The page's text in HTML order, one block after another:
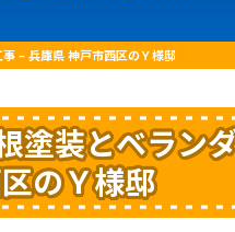
– 兵庫県 神戸市西区のＹ様邸
塗装とベラン
のＹ様邸